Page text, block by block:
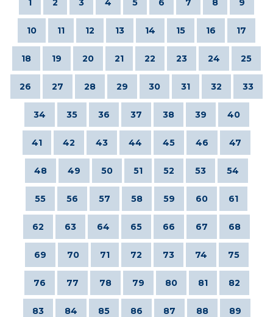
1 2 3 4 5 6 7 8 9
10 11 12 13 14 15 16 17
18 19 20 21 22 23 24 25
26 27 28 29 30 31 32 33
34 35 36 37 38 39 40
41 42 43 44 45 46 47
48 49 50 51 52 53 54
55 56 57 58 59 60 61
62 63 64 65 66 67 68
69 70 71 72 73 74 75
76 77 78 79 80 81 82
83 84 85 86 87 88 89